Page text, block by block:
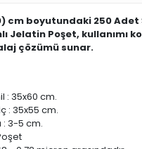
cm boyutundaki 250
Jelatin Poşet, kullanımı
çözümü sunar.
: 35x60 cm.
: 35x55 cm.
: 3-5 cm.